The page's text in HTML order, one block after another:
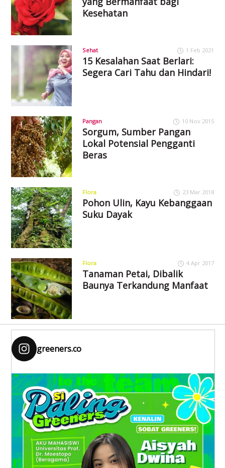
Kesehatan
Sehat 1 Feb 2021
15 Kesalahan Saat Berlari:
Segera Cari Tahu dan Hindari!
Pangan 10 Nov 2015
Sorgum, Sumber Pangan
Lokal Potensial Pengganti
Beras
Flora 23 Mar 2018
Pohon Ulin, Kayu Kebanggaan
Suku Dayak
Flora 4 Apr 2017
Tanaman Petai, Dibalik
Baunya Terkandung Manfaat
greeners.co